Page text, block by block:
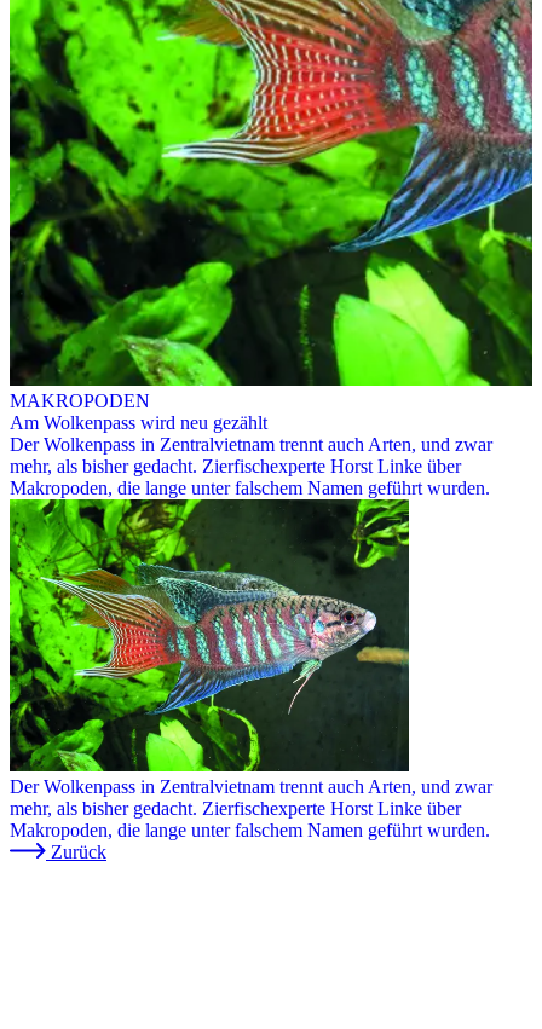
MAKROPODEN
Am Wolkenpass wird neu gezählt
Der Wolkenpass in Zentralvietnam trennt auch Arten, und zwar
mehr, als bisher gedacht. Zierfischexperte Horst Linke über
Makropoden, die lange unter falschem Namen geführt wurden.
Der Wolkenpass in Zentralvietnam trennt auch Arten, und zwar
mehr, als bisher gedacht. Zierfischexperte Horst Linke über
Makropoden, die lange unter falschem Namen geführt wurden.
Zurück